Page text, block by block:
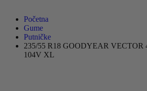
Početna
Gume
Putničke
235/55 R18 GOODYEAR VECTOR
104V XL